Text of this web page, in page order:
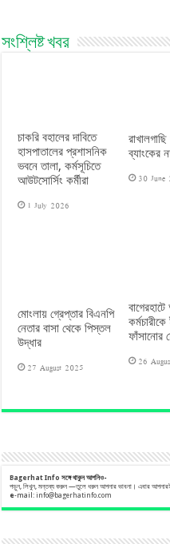
সংশ্লিষ্ট খবর
চাকরি বহালের দাবিতে
হাসপাতালের প্রশাসনিক
ভবনে তালা, কর্মসূচিতে
আউটসোর্সিং কর্মীরা
1 July 2026
ব্যাংকের
30 June
মোংলায় গ্রেপ্তার বিএনপি
নেতার বাসা থেকে পিস্তল
উদ্ধার
27 August 2025
ফাঁসানোর
26
Bagerhat Info সঙ্গেথাকুনআপনিও-
পড়ুন, লিখুন, মন্তব্য করুন —তুলে ধরুন আপনার ভাবনা। এবার আপনারই
e-mail:info@bagerhatinfo.com